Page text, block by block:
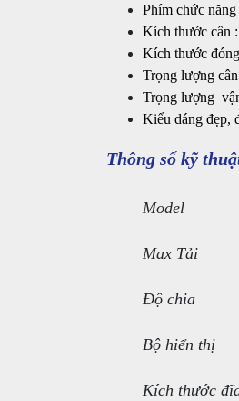
Phím chức
Kích thước cân
Kích thước
Trọng lượng
Trọng lượng
Kiểu dáng đẹp,
Thông số kỹ
Model
Max Tải
Độ chia
Bộ hiển thị
Kích thước